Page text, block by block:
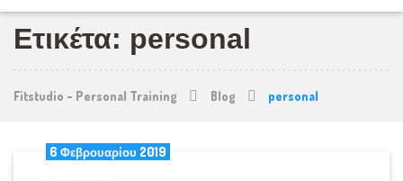
Ετικέτα: personal
Fitstudio - Personal Training Blog personal
6 Φεβρουαρίου 2019